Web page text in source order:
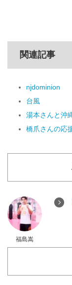
関連記事
njdominion
台風
湯本さんと沖
橋爪さんの応
福島嵩